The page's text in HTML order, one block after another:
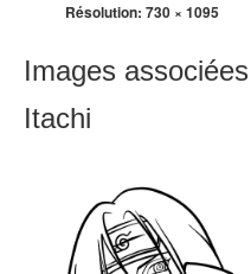
Résolution: 730 × 1095
Images
Itachi